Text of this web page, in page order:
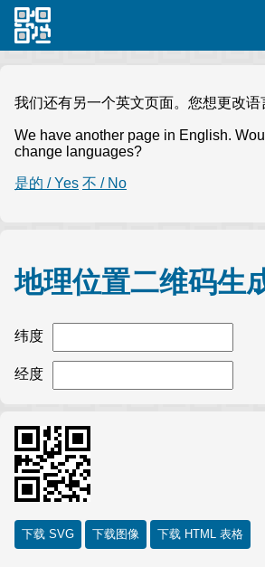
我们还有另一个英文页面。您想更改语
We have another page in English.
change languages?
是的 / Yes 不 / No
地理位置二维码生
纬度
经度
下载 SVG 下载图像 下载 HTML 表格